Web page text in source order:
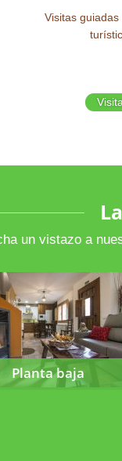
Visitas
un vistazo a
Planta baja
Planta baja